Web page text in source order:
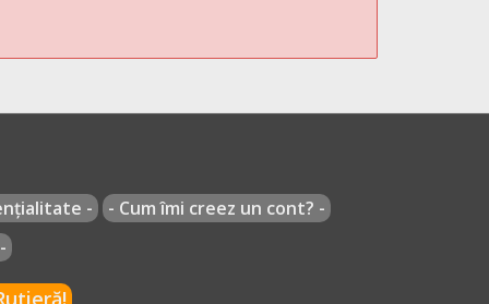
-
- Cum îmi creez un cont? -